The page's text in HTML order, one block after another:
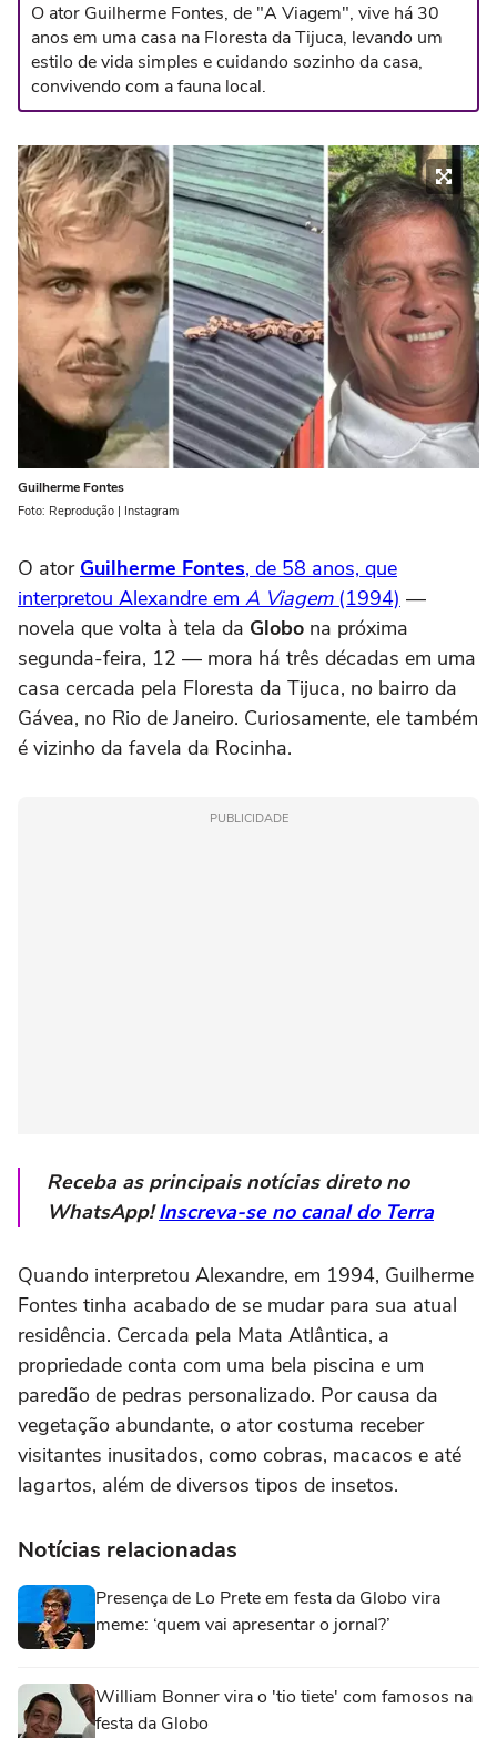
O ator Guilherme Fontes, de "A Viagem", vive há 30
anos em uma casa na Floresta da Tijuca, levando um
estilo de vida simples e cuidando sozinho da casa,
convivendo com a fauna local.
Guilherme Fontes
Foto: Reprodução | Instagram
O ator Guilherme Fontes, de 58 anos, que
interpretou Alexandre em A Viagem(1994) —
novela que volta à tela da Globo na próxima
segunda-feira, 12 — mora há três décadas em uma
casa cercada pela Floresta da Tijuca, no bairro da
Gávea, no Rio de Janeiro. Curiosamente, ele também
é vizinho da favela da Rocinha.
PUBLICIDADE
Receba as principais notícias direto no
WhatsApp!Inscreva-se no canal do Terra
Quando interpretou Alexandre, em 1994, Guilherme
Fontes tinha acabado de se mudar para sua atual
residência. Cercada pela Mata Atlântica, a
propriedade conta com uma bela piscina e um
paredão de pedras personalizado. Por causa da
vegetação abundante, o ator costuma receber
visitantes inusitados, como cobras, macacos e até
lagartos, além de diversos tipos de insetos.
Notícias relacionadas
Presença de Lo Prete em festa da Globo vira
meme: ‘quem vai apresentar o jornal?’
William Bonner vira o 'tio tiete' com famosos na
festa da Globo